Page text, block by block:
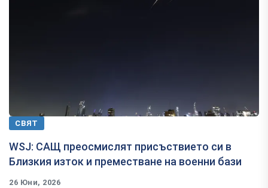
СВЯТ
WSJ: САЩ преосмислят присъствието си в
Близкия изток и преместване на военни бази
26 Юни, 2026